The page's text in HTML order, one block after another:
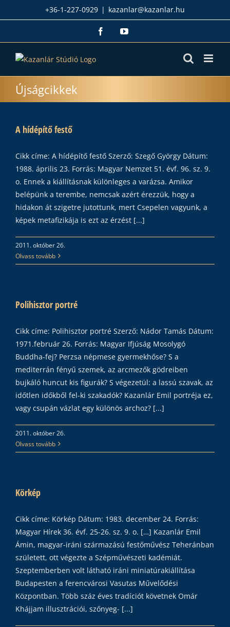
+36-1-227-0929 | kazanlar@kazanlar.hu
FacebookYouTube
Újságcikkek
A hídépítő festő
Cikk címe: A hídépítő festő Szerző: Szegő György Dátum:
1988. április 23. Forrás: Magyar Nemzet 51. évf. 96. sz. 9.
o. Ennek a kiállításnak különleges a varázsa. Amikor
belépünk a terembe, nemcsak azért érezzük, hogy a
hidakon át szigetre jutottunk, mert Csepelen vagyunk, a
képek metafizikája is ezt az érzést [...]
2011. október 26.
Olvass tovább
Polihisztor portré
Cikk címe: Polihisztor portré Szerző: Nádor Tamás Dátum:
1971.február 26. Forrás: Magyar Ifjúság Mosolygó
Buddha-fej? Perzsa népmese gyermekhőse? S a
mediterrán fényű szemek, az arcmezők gödreiben
bujkáló huncut kis figurák? S végezetül: a lassú szavak, az
időtlen időkből fel-ki szakadók? Kazanlár Emil portréja ez,
vagy csupán vázlat egy különös archoz? [...]
2011. október 26.
Olvass tovább
Körkép
Cikk címe: Körkép Dátum: 1983. december 24. Forrás:
Magyar Hírek 36. évf. 25-26. sz. 9. o. […] Kazanlár Emil
Ámin, magyar-iráni származású festőművész Teheránban
született, ott végezte a Szépművészeti kadémiát.
Szeptemberben volt látható iráni miniatúrakiállítása
Budapesten a ferencvárosi Vasutas Művelődési
Központban. Több száz éves tradíciót követnek Omár
Khájjam illusztrációi, szőnyeg- [...]